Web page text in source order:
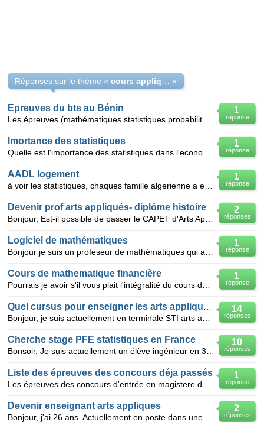
Réponses sur le thème « »
1
réponse
Epreuves du bts au Bénin
1
réponse
Imortance des statistiques
1
réponse
AADL logement
2
réponses
1
réponse
Logiciel de mathématiques
1
réponse
Cours de mathematique financière
14
réponses
10
réponses
Cherche stage PFE statistiques en France
1
réponse
Liste des épreuves des concours déja passés
2
réponses
Devenir enseignant arts appliques